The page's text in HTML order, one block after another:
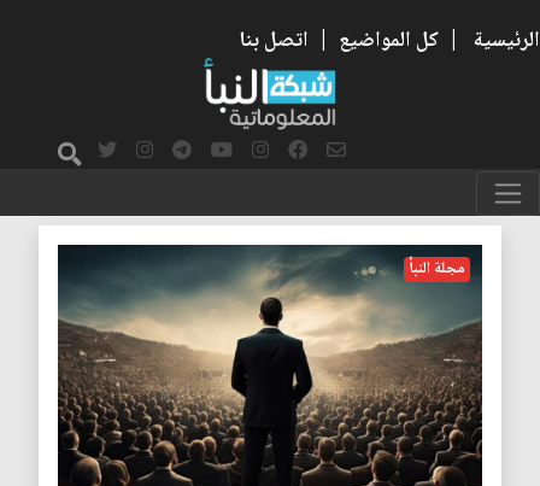
الرئيسية | كل المواضيع | اتصل بنا
زعماء
مجلة النبأ